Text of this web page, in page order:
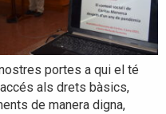
portes a qui el té
als drets bàsics,
de manera digna,